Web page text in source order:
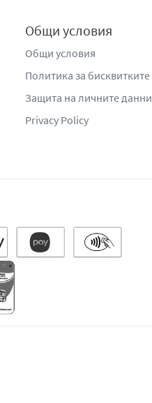
Общи условия
Общи условия
Политика за бисквитките
Защита на личните данни
Privacy Policy